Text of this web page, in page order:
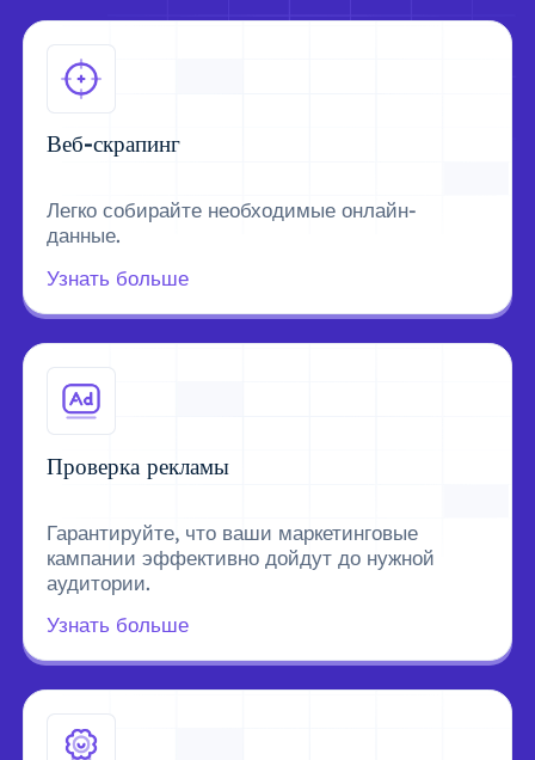
Веб-скрапинг
Легко собирайте необходимые онлайн-
данные.
Узнать больше
Проверка рекламы
Гарантируйте, что ваши маркетинговые
кампании эффективно дойдут до нужной
аудитории.
Узнать больше